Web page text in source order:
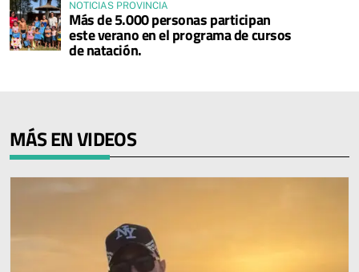
NOTICIAS PROVINCIA
Más de 5.000 personas participan
este verano en el programa de cursos
de natación.
MÁS EN VIDEOS